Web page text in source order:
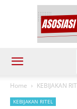
Home KEBIJAKAN
KEBIJAKAN RITEL